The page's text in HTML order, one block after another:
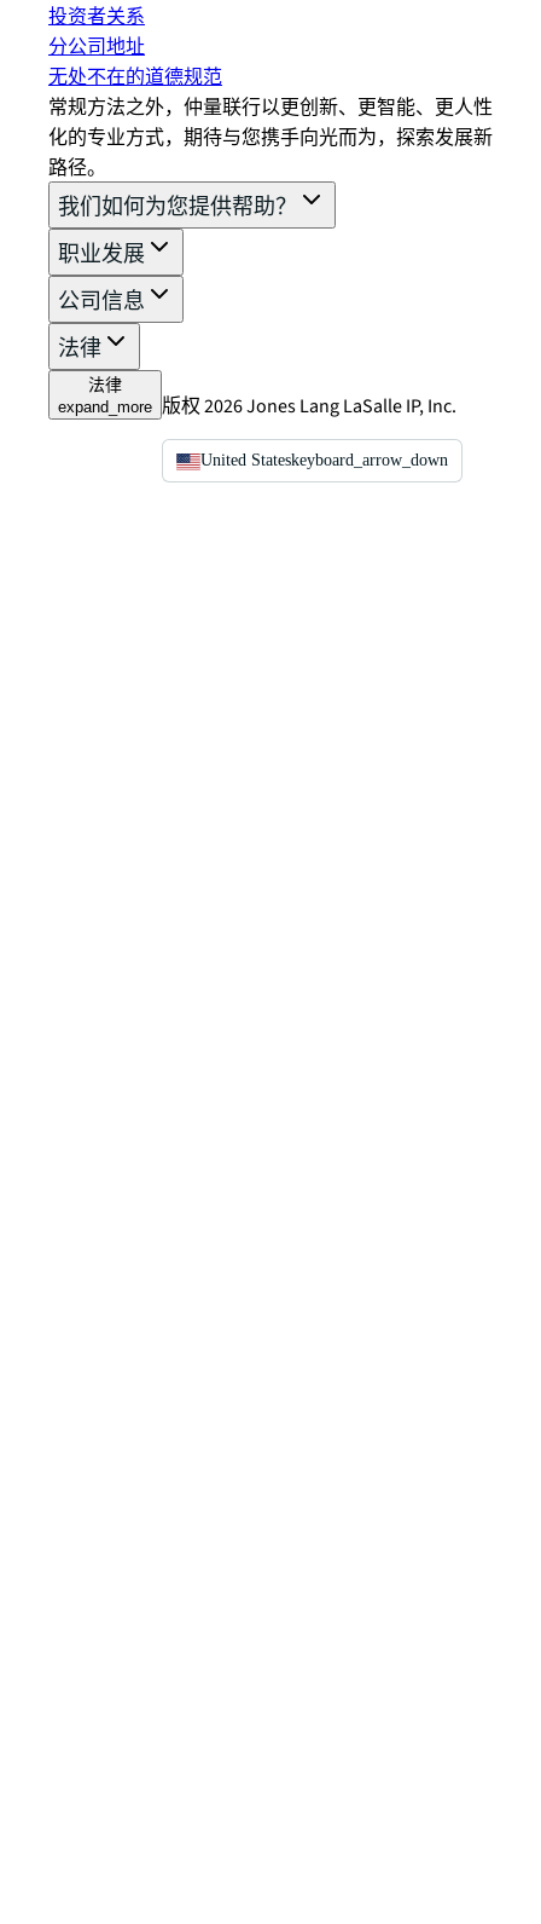
投资者关系
分公司地址
无处不在的道德规范
常规方法之外，仲量联行以更创新、更智能、更人性
化的专业方式，期待与您携手向光而为，探索发展新
路径。
我们如何为您提供帮助？
职业发展
公司信息
法律
法律
expand_more 版权 2026 Jones Lang LaSalle IP, Inc.
United Stateskeyboard_arrow_down